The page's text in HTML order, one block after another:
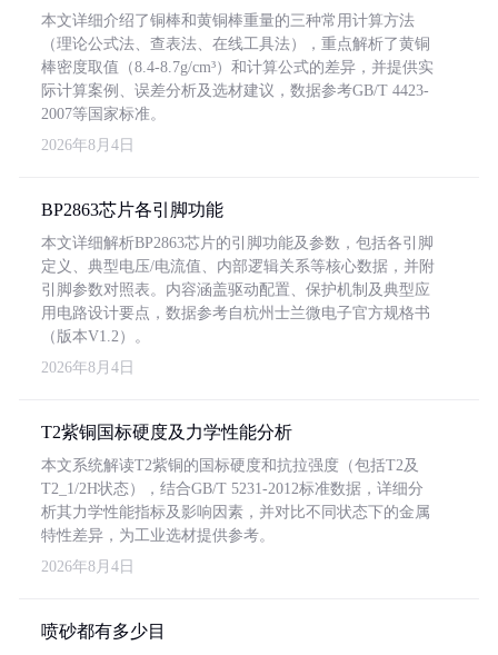
本文详细介绍了铜棒和黄铜棒重量的三种常用计算方法
（理论公式法、查表法、在线工具法），重点解析了黄铜
棒密度取值（8.4-8.7g/cm³）和计算公式的差异，并提供实
际计算案例、误差分析及选材建议，数据参考GB/T 4423-
2007等国家标准。
2026年8月4日
BP2863芯片各引脚功能
本文详细解析BP2863芯片的引脚功能及参数，包括各引脚
定义、典型电压/电流值、内部逻辑关系等核心数据，并附
引脚参数对照表。内容涵盖驱动配置、保护机制及典型应
用电路设计要点，数据参考自杭州士兰微电子官方规格书
（版本V1.2）。
2026年8月4日
T2紫铜国标硬度及力学性能分析
本文系统解读T2紫铜的国标硬度和抗拉强度（包括T2及
T2_1/2H状态），结合GB/T 5231-2012标准数据，详细分
析其力学性能指标及影响因素，并对比不同状态下的金属
特性差异，为工业选材提供参考。
2026年8月4日
喷砂都有多少目